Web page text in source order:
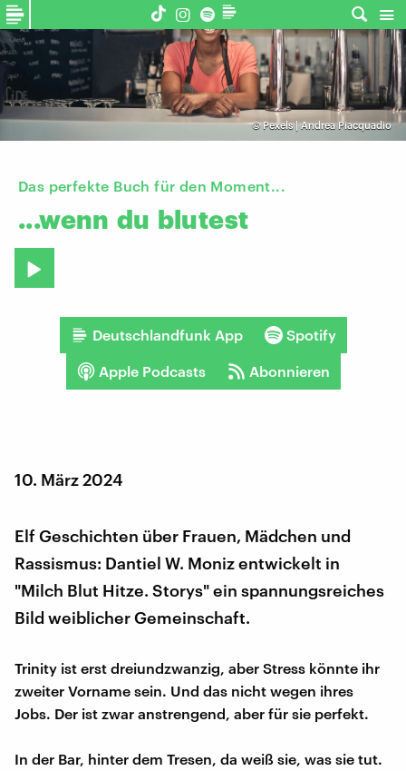
©Pexels | Andrea Piacquadio
Das perfekte Buch für den Moment...
...wenn du blutest
Deutschlandfunk App Spotify
Apple Podcasts Abonnieren
10. März 2024
Elf Geschichten über Frauen, Mädchen und
Rassismus: Dantiel W. Moniz entwickelt in
"Milch Blut Hitze. Storys" ein spannungsreiches
Bild weiblicher Gemeinschaft.
Trinity ist erst dreiundzwanzig, aber Stress könnte ihr
zweiter Vorname sein. Und das nicht wegen ihres
Jobs. Der ist zwar anstrengend, aber für sie perfekt.
In der Bar, hinter dem Tresen, da weiß sie, was sie tut.